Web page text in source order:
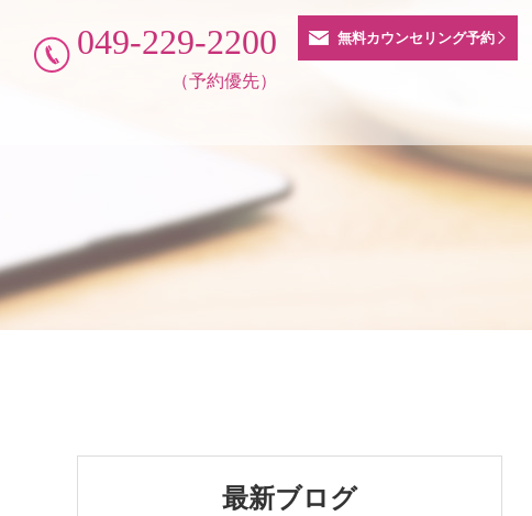
無料カウンセリング予約
049-229-2200
（予約優先）
最新ブログ